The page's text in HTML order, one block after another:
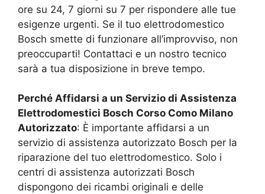
ore su 24, 7 giorni su 7 per rispondere alle tue
esigenze urgenti. Se il tuo elettrodomestico
Bosch smette di funzionare all’improvviso, non
preoccuparti! Contattaci e un nostro tecnico
sarà a tua disposizione in breve tempo.
Perché Affidarsi a un Servizio di Assistenza
Elettrodomestici Bosch Corso Como Milano
Autorizzato: È importante affidarsi a un
servizio di assistenza autorizzato Bosch per la
riparazione del tuo elettrodomestico. Solo i
centri di assistenza autorizzati Bosch
dispongono dei ricambi originali e delle